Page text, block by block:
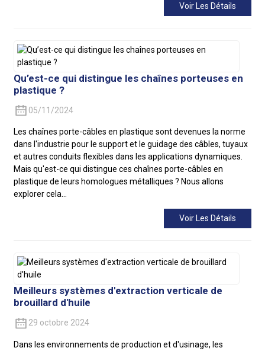
Voir Les Détails
Qu’est-ce qui distingue les chaînes porteuses en
plastique ?
05/11/2024
Les chaînes porte-câbles en plastique sont devenues la norme
dans l'industrie pour le support et le guidage des câbles, tuyaux
et autres conduits flexibles dans les applications dynamiques.
Mais qu'est-ce qui distingue ces chaînes porte-câbles en
plastique de leurs homologues métalliques ? Nous allons
explorer cela…
Voir Les Détails
Meilleurs systèmes d'extraction verticale de
brouillard d'huile
29 octobre 2024
Dans les environnements de production et d'usinage, les